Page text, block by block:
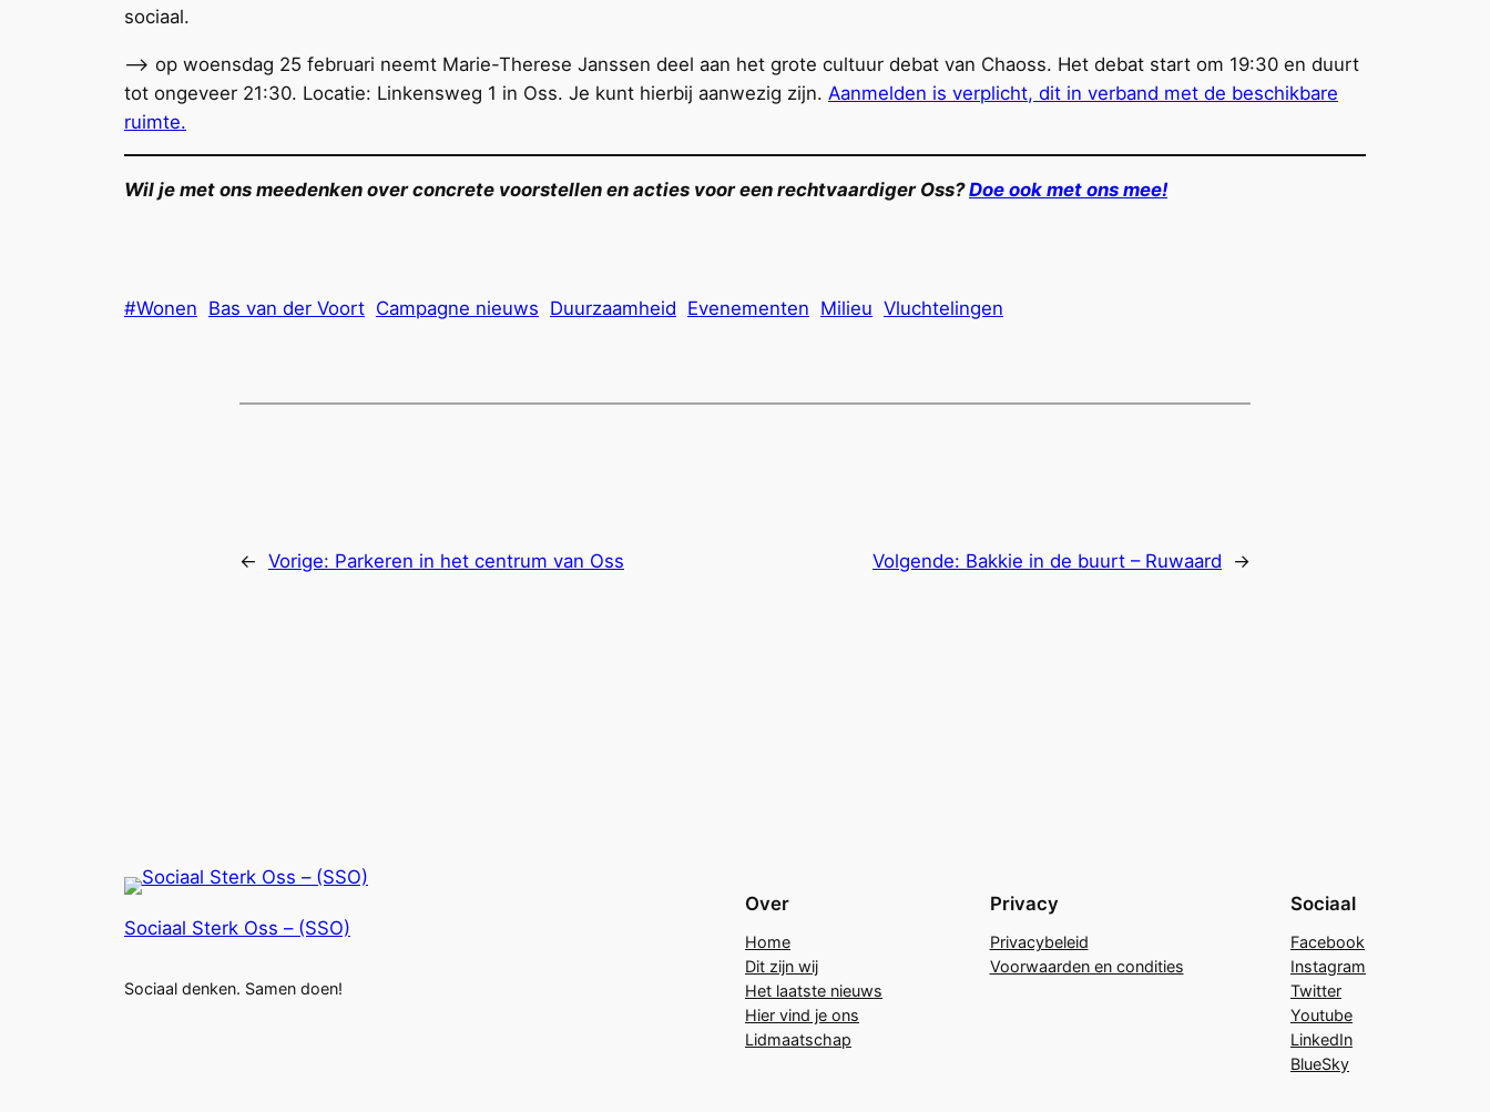
sociaal.
–> op woensdag 25 februari neemt Marie-Therese Janssen deel aan het grote cultuur debat van Chaoss. Het debat start om 19:30 en duurt
tot ongeveer 21:30. Locatie: Linkensweg 1 in Oss. Je kunt hierbij aanwezig zijn. Aanmelden is verplicht, dit in verband met de beschikbare
ruimte.
Wil je met ons meedenken over concrete voorstellen en acties voor een rechtvaardiger Oss?Doe ook met ons mee!
#Wonen Bas van der Voort Campagne nieuws Duurzaamheid Evenementen Milieu Vluchtelingen
← Vorige: Parkeren in het centrum van Oss Volgende: Bakkie in de buurt – Ruwaard →
Sociaal Sterk Oss – (SSO)
Sociaal denken. Samen doen!
Over
Home
Dit zijn wij
Het laatste nieuws
Hier vind je ons
Lidmaatschap
Privacy
Privacybeleid
Voorwaarden en condities
Sociaal
Facebook
Instagram
Twitter
Youtube
LinkedIn
BlueSky